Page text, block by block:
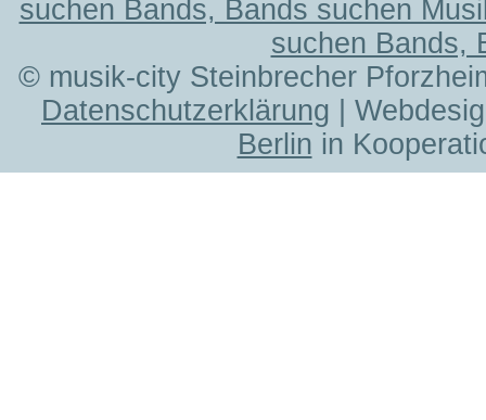
suchen Bands, Bands suchen
suchen Bands,
© musik-city Steinbrecher
Datenschutzerklärung |
Berlin in